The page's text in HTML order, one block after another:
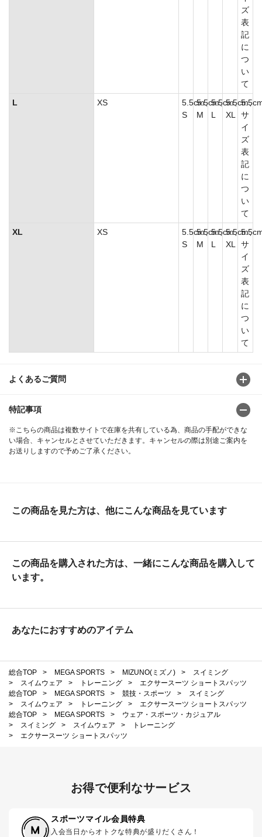
よくあるご質問
特記事項
※こちらの商品は複数サイトで在庫を共有している為、商品の手配ができな
い場合、キャンセルとさせていただきます。キャンセルの際は別途ご案内を
お送りしますので予めご了承ください。
ズ
表
記
に
つ
い
て
L
XS
5.5cm、
S
5.5cm、
M
5.5cm、
L
5.5cm、
XL
サ
イ
ズ
表
記
に
つ
い
て
XL
XS
5.5cm、
S
5.5cm、
M
5.5cm、
L
5.5cm、
XL
サ
イ
ズ
表
記
に
つ
い
て
この商品を見た方は、他にこんな商品を見ています
この商品を購入された方は、一緒にこんな商品を購入して
います。
あなたにおすすめのアイテム
総合TOP > MEGA SPORTS > MIZUNO(ミズノ) >
スイミング
>
スイムウェア > トレーニング >
エクサースーツ ショートスパッツ
総合TOP
> MEGA SPORTS > 競技・スポーツ >
スイミング
>
スイムウェア > トレーニング >
エクサースーツ ショートスパッツ
総合TOP
> MEGA SPORTS >
ウェア・スポーツ・カジュアル
>
スイミング > スイムウェア >
トレーニング
>
エクサースーツ ショートスパッツ
お得で便利なサービス
スポーツマイル会員特典
入会当日からオトクな特典が盛りだくさん！